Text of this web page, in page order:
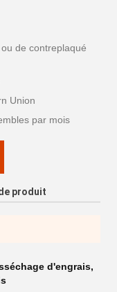
de contreplaqué
Union
par mois
produit
d'engrais,